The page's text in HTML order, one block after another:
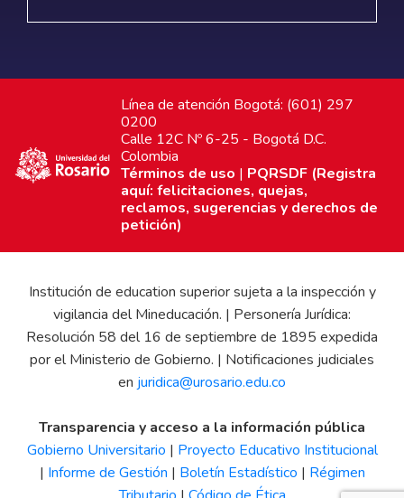
Línea de atención Bogotá: (601) 297
0200
Calle 12C Nº 6-25 - Bogotá D.C.
Colombia
Términos de uso | PQRSDF (Registra
aquí: felicitaciones, quejas,
reclamos, sugerencias y derechos de
petición)
Institución de education superior sujeta a la inspección y
vigilancia del Mineducación. | Personería Jurídica:
Resolución 58 del 16 de septiembre de 1895 expedida
por el Ministerio de Gobierno. | Notificaciones judiciales
en juridica@urosario.edu.co
Transparencia y acceso a la información pública
Gobierno Universitario | Proyecto Educativo Institucional
| Informe de Gestión | Boletín Estadístico | Régimen